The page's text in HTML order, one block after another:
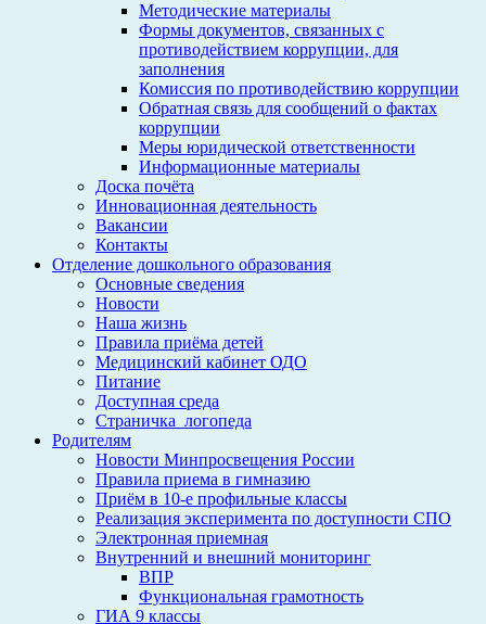
Методические материалы
Формы документов, связанных с
противодействием коррупции, для
заполнения
Комиссия по противодействию коррупции
Обратная связь для сообщений о фактах
коррупции
Меры юридической ответственности
Информационные материалы
Доска почёта
Инновационная деятельность
Вакансии
Контакты
Отделение дошкольного образования
Основные сведения
Новости
Наша жизнь
Правила приёма детей
Медицинский кабинет ОДО
Питание
Доступная среда
Страничка_логопеда
Родителям
Новости Минпросвещения России
Правила приема в гимназию
Приём в 10-е профильные классы
Реализация эксперимента по доступности СПО
Электронная приемная
Внутренний и внешний мониторинг
ВПР
Функциональная грамотность
ГИА 9 классы